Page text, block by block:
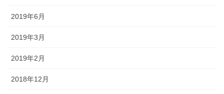
2019年6月
2019年3月
2019年2月
2018年12月